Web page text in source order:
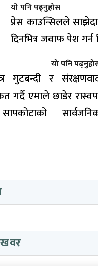
यो पनि पढ्नुहोस
प्रेस काउन्सिलले
दिनभित्र जवाफ पेश गर्न
यो पनि
गुटबन्दी र
गर्दै एमाले छाडेर